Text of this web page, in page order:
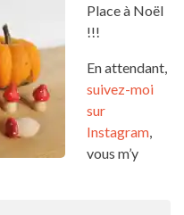
Place à Noël
!!!
En attendant,
suivez-moi
sur
Instagram,
vous m’y